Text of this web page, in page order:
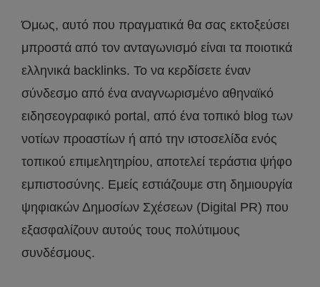
Όμως, αυτό που πραγματικά θα σας εκτοξεύσει
μπροστά από τον ανταγωνισμό είναι τα ποιοτικά
ελληνικά backlinks. Το να κερδίσετε έναν
σύνδεσμο από ένα αναγνωρισμένο αθηναϊκό
ειδησεογραφικό portal, από ένα τοπικό blog των
νοτίων προαστίων ή από την ιστοσελίδα ενός
τοπικού επιμελητηρίου, αποτελεί τεράστια ψήφο
εμπιστοσύνης. Εμείς εστιάζουμε στη δημιουργία
ψηφιακών Δημοσίων Σχέσεων (Digital PR) που
εξασφαλίζουν αυτούς τους πολύτιμους
συνδέσμους.